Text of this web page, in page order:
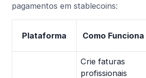
pagamentos em stablecoins:
Plataforma Como Funciona
Crie faturas
profissionais